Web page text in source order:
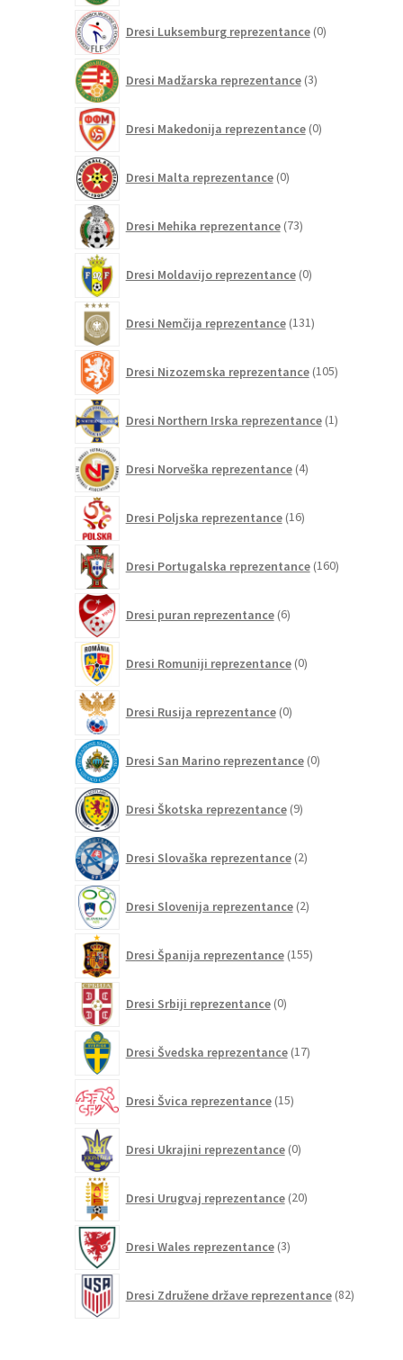
Dresi Luksemburg reprezentance 0izdelkov
Dresi Madžarska reprezentance 3izdelki
Dresi Makedonija reprezentance 0izdelkov
Dresi Malta reprezentance 0izdelkov
Dresi Mehika reprezentance 73izdelkov
Dresi Moldavijo reprezentance 0izdelkov
Dresi Nemčija reprezentance 131izdelkov
Dresi Nizozemska reprezentance 105izdelkov
Dresi Northern Irska reprezentance 1izdelek
Dresi Norveška reprezentance 4izdelki
Dresi Poljska reprezentance 16izdelkov
Dresi Portugalska reprezentance 160izdelkov
Dresi puran reprezentance 6izdelkov
Dresi Romuniji reprezentance 0izdelkov
Dresi Rusija reprezentance 0izdelkov
Dresi San Marino reprezentance 0izdelkov
Dresi Škotska reprezentance 9izdelkov
Dresi Slovaška reprezentance 2izdelka
Dresi Slovenija reprezentance 2izdelka
Dresi Španija reprezentance 155izdelkov
Dresi Srbiji reprezentance 0izdelkov
Dresi Švedska reprezentance 17izdelkov
Dresi Švica reprezentance 15izdelkov
Dresi Ukrajini reprezentance 0izdelkov
Dresi Urugvaj reprezentance 20izdelkov
Dresi Wales reprezentance 3izdelki
Dresi Združene države reprezentance 82izdelkov